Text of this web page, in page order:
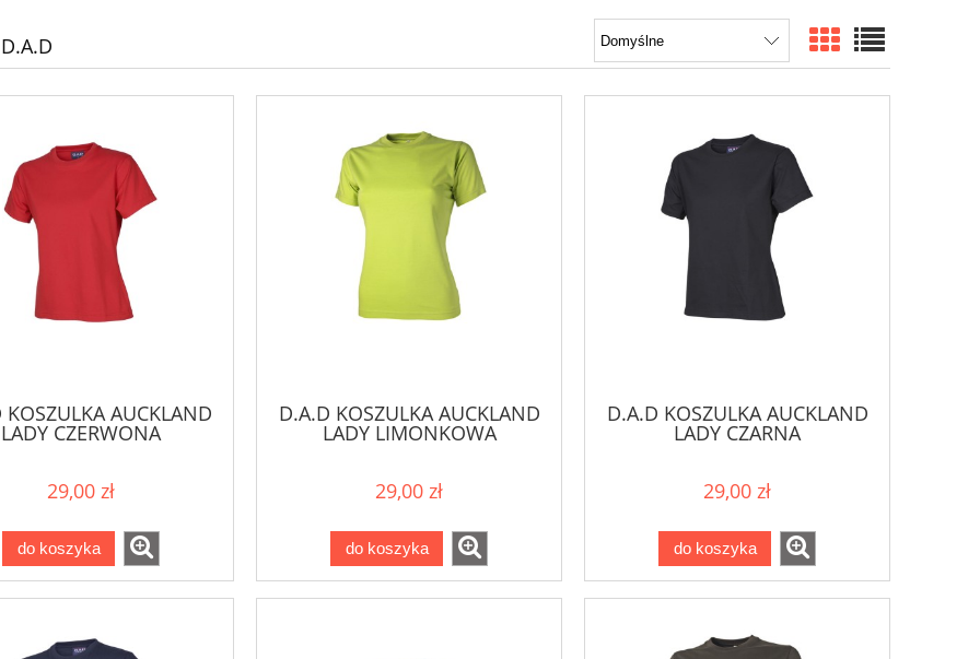
AUCKLAND
LADY CZERWONA
29,00 zł
do koszyka
D.A.D KOSZULKA AUCKLAND
LADY LIMONKOWA
29,00 zł
do koszyka
D.A.D KOSZULKA AUCKLAND
LADY CZARNA
29,00 zł
do koszyka